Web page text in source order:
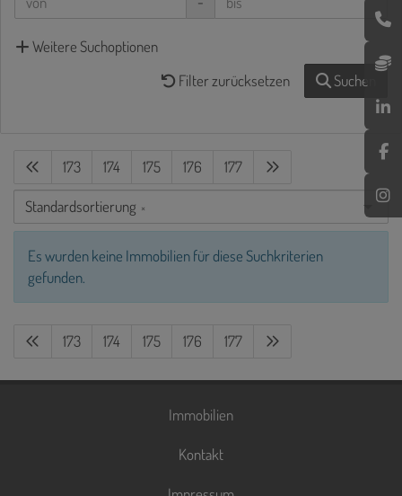
Weitere Suchoptionen
Filter zurücksetzen
Suchen
173 174 175 176 177
Standardsortierung ×
Es wurden keine Immobilien für diese Suchkriterien
gefunden.
173 174 175 176 177
Immobilien
Kontakt